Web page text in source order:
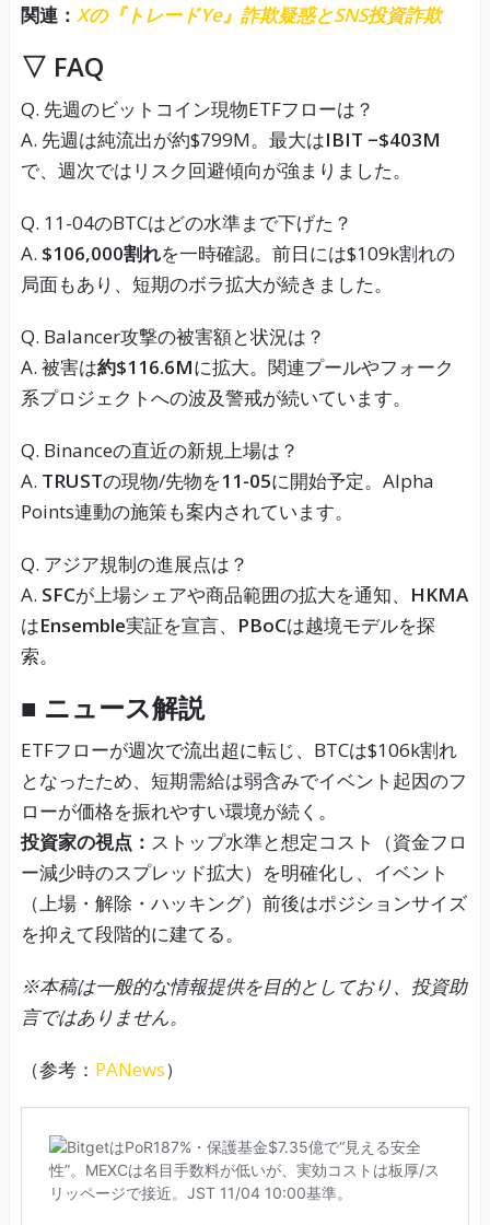
関連： Xの『トレードYe』詐欺疑惑とSNS投資詐欺
▽ FAQ
Q. 先週のビットコイン現物ETFフローは？
A. 先週は純流出が約$799M。最大はIBIT −$403M
で、週次ではリスク回避傾向が強まりました。
Q. 11-04のBTCはどの水準まで下げた？
A. $106,000割れを一時確認。前日には$109k割れの
局面もあり、短期のボラ拡大が続きました。
Q. Balancer攻撃の被害額と状況は？
A. 被害は約$116.6Mに拡大。関連プールやフォーク
系プロジェクトへの波及警戒が続いています。
Q. Binanceの直近の新規上場は？
A. TRUSTの現物/先物を11-05に開始予定。Alpha
Points連動の施策も案内されています。
Q. アジア規制の進展点は？
A. SFCが上場シェアや商品範囲の拡大を通知、 HKMA
はEnsemble実証を宣言、 PBoCは越境モデルを探
索。
■ ニュース解説
ETFフローが週次で流出超に転じ、BTCは$106k割れ
となったため、短期需給は弱含みでイベント起因のフ
ローが価格を振れやすい環境が続く。
投資家の視点： ストップ水準と想定コスト（資金フロ
ー減少時のスプレッド拡大）を明確化し、イベント
（上場・解除・ハッキング）前後はポジションサイズ
を抑えて段階的に建てる。
※本稿は一般的な情報提供を目的としており、投資助
言ではありません。
（参考： PANews）